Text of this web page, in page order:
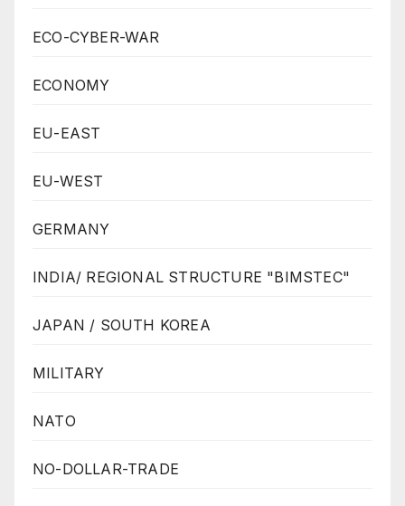
ECO-CYBER-WAR
ECONOMY
EU-EAST
EU-WEST
GERMANY
INDIA/ REGIONAL STRUCTURE "BIMSTEC"
JAPAN / SOUTH KOREA
MILITARY
NATO
NO-DOLLAR-TRADE